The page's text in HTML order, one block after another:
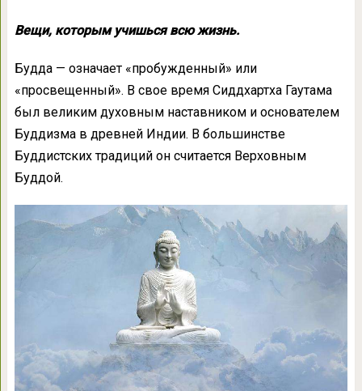
Вещи, которым учишься всю жизнь.
Будда — означает «пробужденный» или
«просвещенный». В свое время Сиддхартха Гаутама
был великим духовным наставником и основателем
Буддизма в древней Индии. В большинстве
Буддистских традиций он считается Верховным
Буддой.